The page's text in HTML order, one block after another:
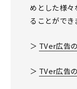
めとした様々
ることができ
＞ TVer広告
＞ TVer広告